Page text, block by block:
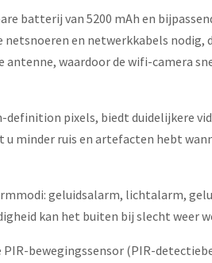
batterij van 5200 mAh en
en netwerkkabels nodig,
waardoor de wifi-camera
definition pixels, biedt duidelijkere
minder ruis en artefacten hebt
geluidsalarm, lichtalarm,
kan het buiten bij slecht weer
bewegingssensor (PIR-